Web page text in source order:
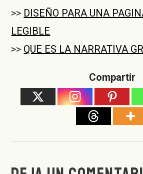
>> DISEÑO PARA UNA
LEGIBLE
>> QUE ES LA NARRATIVA
Compartir